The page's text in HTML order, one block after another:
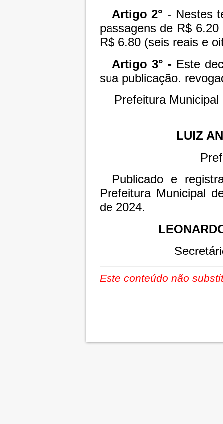
Artigo 2° - Nestes
passagens de R$
R$ 6.80 (seis reais e
Artigo 3° - Este
sua publicação.
Prefeitura
LUIZ
Publicado e
Prefeitura Municipal
de 2024.
Este conteúdo não